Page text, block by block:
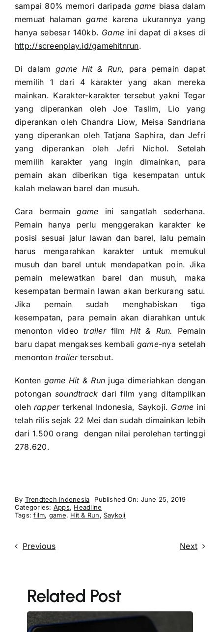
sampai 80% memori daripada game biasa dalam
memuat halamangame karena ukurannya yang
hanya sebesar 140kb. Game ini dapat di akses di
http://screenplay.id/gamehitnrun.
Di dalamgame Hit & Run,
para pemain dapat
memilih 1 dari 4 karakter yang akan mereka
mainkan. Karakter-karakter tersebut yakni Tegar
yang diperankan oleh Joe Taslim, Lio yang
diperankan oleh Chandra Liow, Meisa Sandriana
yang diperankan oleh Tatjana Saphira, dan Jefri
yang diperankan oleh Jefri Nichol. Setelah
memilih karakter yang ingin dimainkan, para
pemain akan diberikan tiga kesempatan untuk
kalah melawan barel dan musuh.
Cara bermaingame ini sangatlah sederhana.
Pemain hanya perlu menggerakan karakter ke
posisi sesuai jalur lawan dan barel, lalu pemain
harus mengarahkan karakter untuk memukul
musuh dan barel untuk mendapatkan poin. Jika
pemain melewatkan barel dan musuh, maka
kesempatan bermain lawan akan berkurang satu.
Jika pemain sudah menghabiskan tiga
kesempatan, para pemain akan diarahkan untuk
menonton videotrailerfilm Hit & Run. Pemain
baru dapat mengakses kembali game-nya setelah
menontontrailertersebut.
Konten game Hit & Run juga dimeriahkan dengan
potongan soundtrackdari film yang ditampilkan
oleh rapperterkenal Indonesia, Saykoji. Game ini
telah rilis sejak 22 Mei dan sudah dimainkan lebih
dari 1.500 orang dengan nilai perolehan tertinggi
278.620.
By Trendtech Indonesia
Published On: June 25, 2019
Categories: Apps, Headline
Tags:film, game, Hit & Run, Saykoji
Previous Next
Related Post